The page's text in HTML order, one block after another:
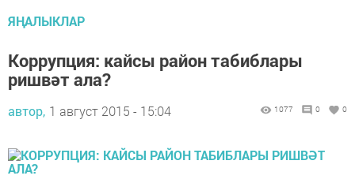
ЯҢАЛЫКЛАР
Коррупция: кайсы район табиблары
ришвәт ала?
автор, 1 август 2015 - 15:04 1077 0 0